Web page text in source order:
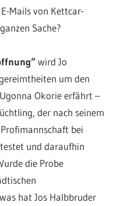
Mails von Kettcar-
Sache?
wird Jo
um den
Okorie erfährt –
der nach seinem
bei
und daraufhin
die Probe
hat Jos Halbbruder